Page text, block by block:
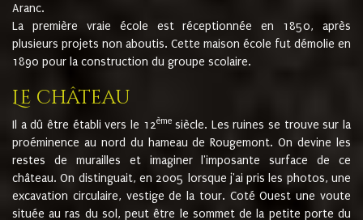
Aranc.
La première vraie école est réceptionnée en 1850, après
plusieurs projets non aboutis. Cette maison école fut démolie en
1890 pour la construction du groupe scolaire.
Le château
Il a dû être établi vers le 12èmesiècle. Les ruines se trouve sur la
proéminence au nord du hameau de Rougemont. On devine les
restes de murailles et imaginer l'imposante surface de ce
château. On distinguait, en 2005 lorsque j'ai pris les photos, une
excavation circulaire, vestige de la tour. Coté Ouest une voute
située au ras du sol, peut être le sommet de la petite porte du